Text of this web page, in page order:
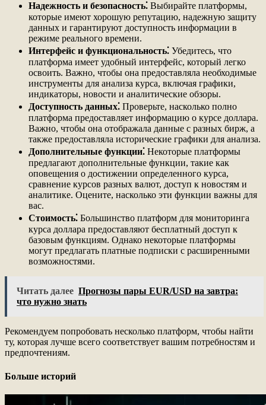
Надежность и безопасность⁚ Выбирайте платформы,
которые имеют хорошую репутацию, надежную защиту
данных и гарантируют доступность информации в
режиме реального времени.
Интерфейс и функциональность⁚ Убедитесь, что
платформа имеет удобный интерфейс, который легко
освоить. Важно, чтобы она предоставляла необходимые
инструменты для анализа курса, включая графики,
индикаторы, новости и аналитические обзоры.
Доступность данных⁚ Проверьте, насколько полно
платформа предоставляет информацию о курсе доллара.
Важно, чтобы она отображала данные с разных бирж, а
также предоставляла исторические графики для анализа.
Дополнительные функции⁚ Некоторые платформы
предлагают дополнительные функции, такие как
оповещения о достижении определенного курса,
сравнение курсов разных валют, доступ к новостям и
аналитике. Оцените, насколько эти функции важны для
вас.
Стоимость⁚ Большинство платформ для мониторинга
курса доллара предоставляют бесплатный доступ к
базовым функциям. Однако некоторые платформы
могут предлагать платные подписки с расширенными
возможностями.
Читать далее Прогнозы пары EUR/USD на завтра:
что нужно знать
Рекомендуем попробовать несколько платформ, чтобы найти
ту, которая лучше всего соответствует вашим потребностям и
предпочтениям.
Больше историй